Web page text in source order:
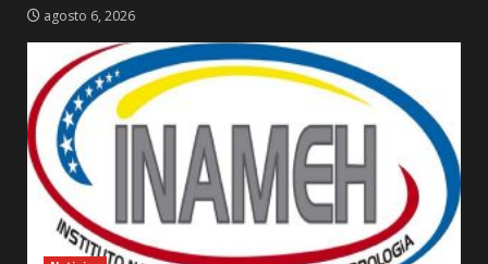
agosto 6, 2026